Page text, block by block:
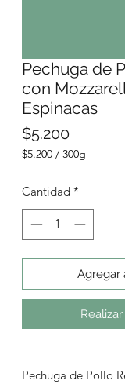
Pechuga de
con
Espinacas
$5.200Precio
$5.200 / 300g
por
300
Gramos
Cantidad *
Agregar
Pechuga de Pollo